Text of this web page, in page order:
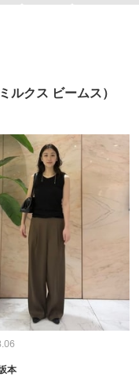
ルクス ビームス）
本